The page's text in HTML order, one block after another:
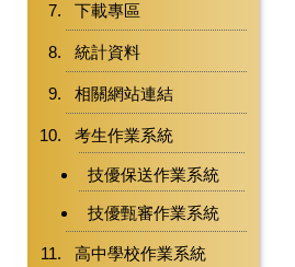
下載專區
統計資料
相關網站連結
考生作業系統
技優保送作業系統
技優甄審作業系統
高中學校作業系統